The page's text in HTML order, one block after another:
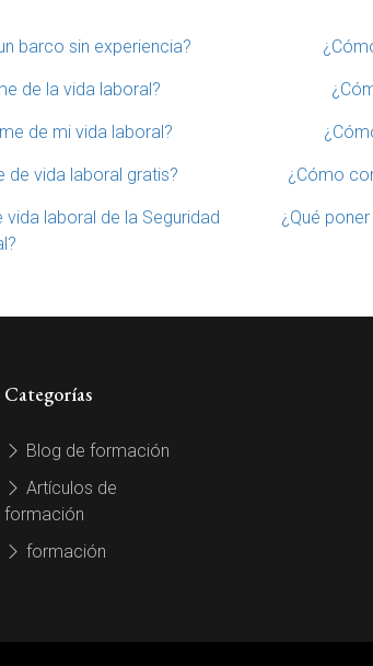
barco sin experiencia?
de la vida laboral?
de mi vida laboral?
de vida laboral gratis? ¿Cómo
laboral de la Seguridad
¿Qué
Categorías
Blog de formación
Artículos de
formación
formación